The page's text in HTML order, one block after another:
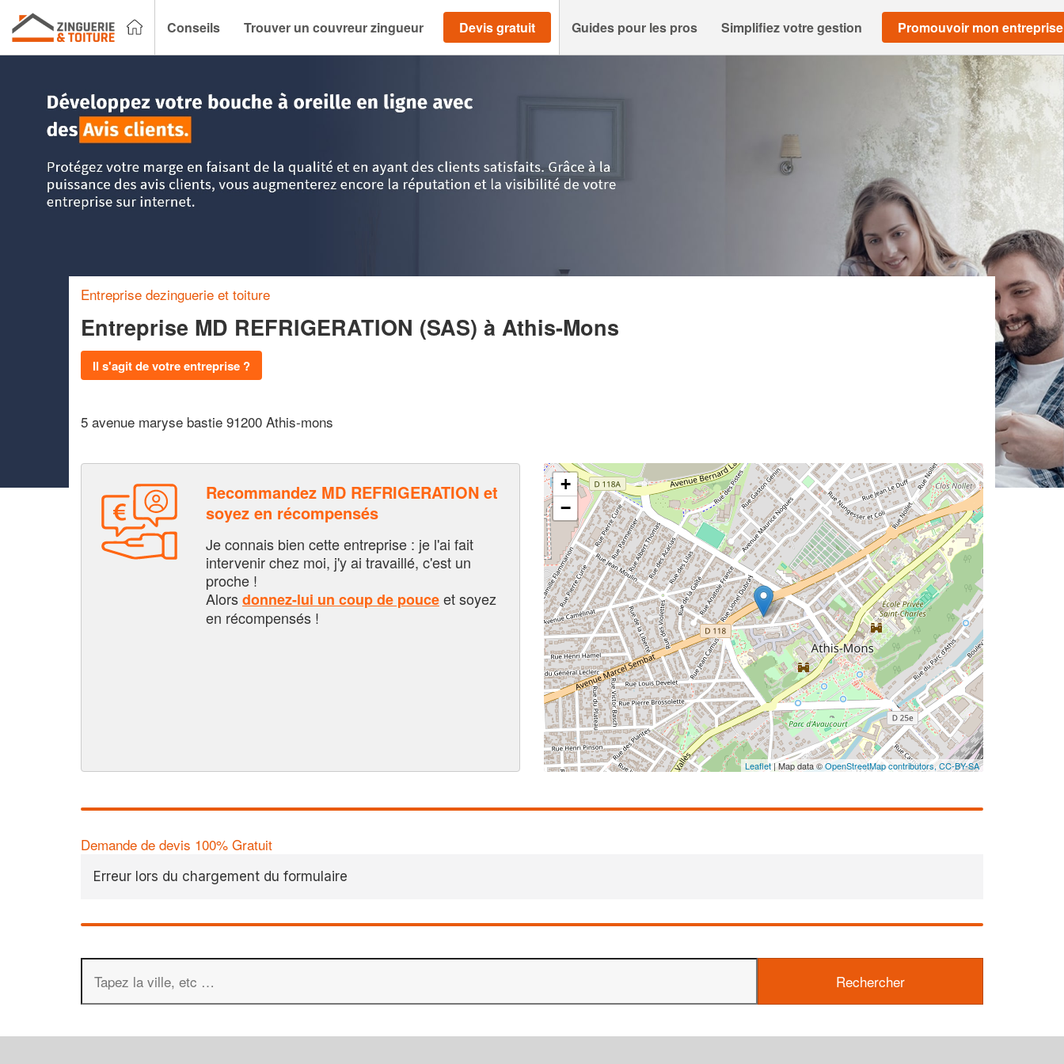
Conseils Trouver un couvreur zingueur Devis gratuit Guides pour les pros Simplifiez votre gestion Promouvoir mon entreprise
Entreprise dezinguerie et toiture
Entreprise MD REFRIGERATION (SAS) à Athis-Mons
Il s'agit de votre entreprise ?
5 avenue maryse bastie 91200 Athis-mons
Recommandez MD REFRIGERATION et
soyez en récompensés
Je connais bien cette entreprise : je l'ai fait
intervenir chez moi, j'y ai travaillé, c'est un
proche !
Alorsdonnez-lui un coup de pouceet soyez
en récompensés !
+
−
Leaflet| Map data ©OpenStreetMap contributors, CC-BY-SA
Demande de devis 100% Gratuit
Erreur lors du chargement du formulaire